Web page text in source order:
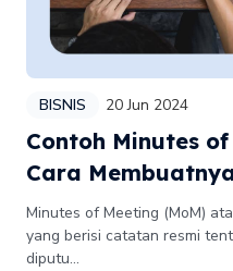
BISNIS 20 Jun 2024
Contoh Minutes
Cara
Minutes of Meeting (MoM)
yang berisi catatan resmi
diputu...